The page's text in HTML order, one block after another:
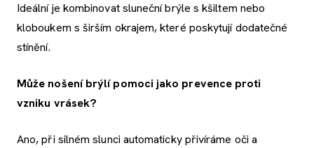
Ideální je kombinovat sluneční brýle s kšiltem nebo
kloboukem s širším okrajem, které poskytují dodatečné
stínění.
Může nošení brýlí pomoci jako prevence proti
vzniku vrásek?
Ano, při silném slunci automaticky přivíráme oči a